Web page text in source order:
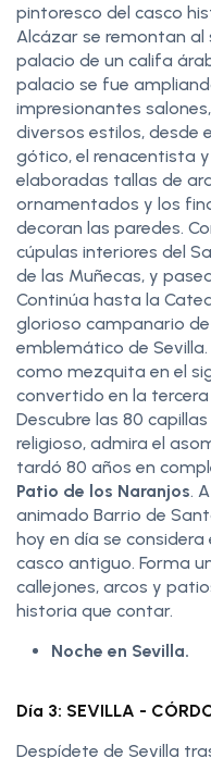
pintoresco del casco
Alcázar se remontan al
palacio de un califa
palacio se fue
impresionantes
diversos estilos, desde
gótico, el renacentista
elaboradas tallas de
ornamentados y los
decoran las paredes.
cúpulas interiores del
de las Muñecas, y
Continúa hasta la
glorioso campanario
emblemático de
como mezquita en el
convertido en la
Descubre las 80
religioso, admira el
tardó 80 años en
Patio de los Naranjos.
animado Barrio de
hoy en día se
casco antiguo. Forma
callejones, arcos y
historia que contar.
Noche en Sevilla.
Día 3: SEVILLA -
Despídete de Sevilla